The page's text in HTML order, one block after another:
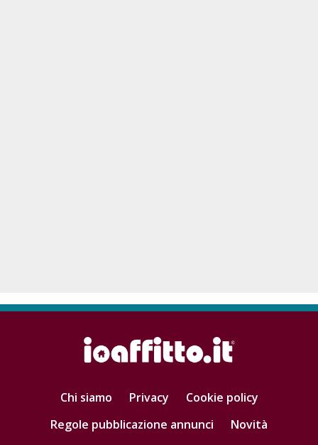
Chi siamo Privacy
Cookie policy
Regole pubblicazione annunci
Novità